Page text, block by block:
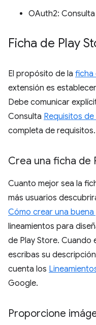
OAuth2: Consulta
Ficha de Play
El propósito de la ficha
extensión es
Debe comunicar
Consulta Requisitos
completa de requisitos.
Crea una ficha de
Cuanto mejor sea la
más usuarios
Cómo crear una
lineamientos para
de Play Store. Cuando
escribas su
cuenta los
Google.
Proporcione